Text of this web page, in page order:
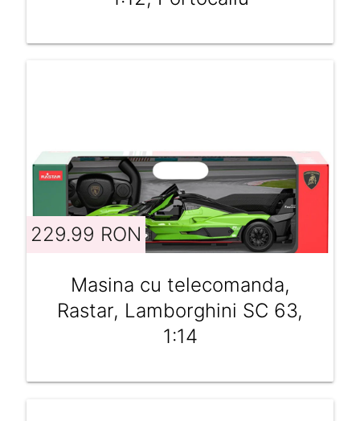
229.99 RON
Masina cu telecomanda,
Rastar, Lamborghini SC 63,
1:14